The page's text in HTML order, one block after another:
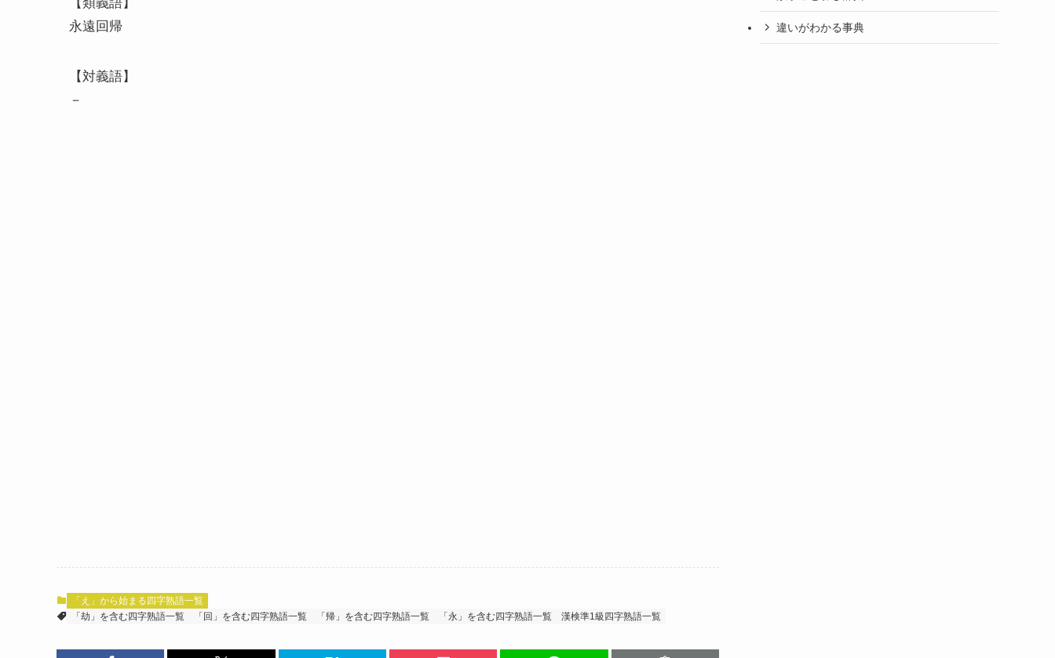
永遠回帰
【対義語】
－
「え」から始まる四字熟語一覧
「劫」を含む四字熟語一覧
「回」を含む四字熟語一覧 「帰」を含む四字熟語一覧 「永」を含む四字熟語一覧 漢検準1級四字熟語一覧
違いがわかる事典